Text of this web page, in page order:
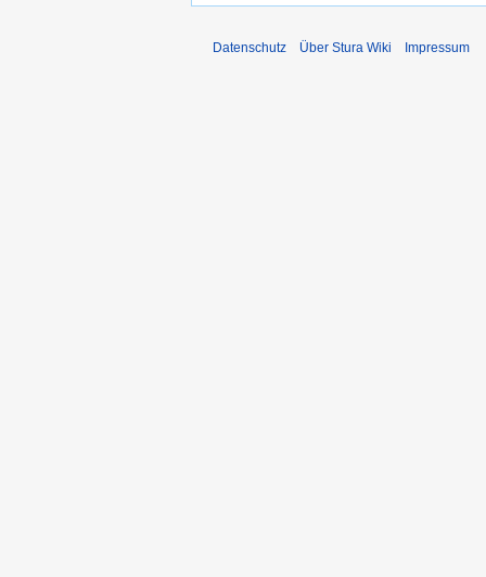
Datenschutz Über Stura Wiki Impressum